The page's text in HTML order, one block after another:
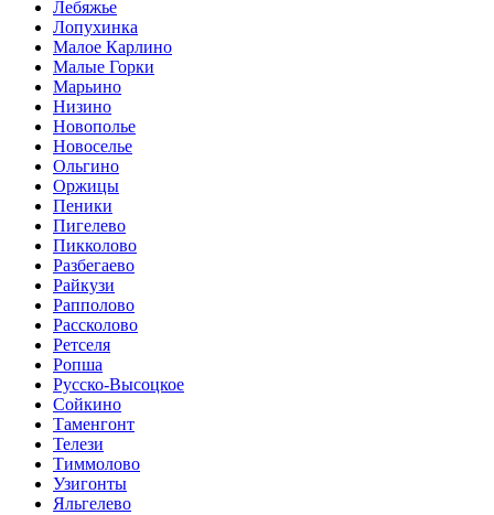
Лебяжье
Лопухинка
Малое Карлино
Малые Горки
Марьино
Низино
Новополье
Новоселье
Ольгино
Оржицы
Пеники
Пигелево
Пикколово
Разбегаево
Райкузи
Рапполово
Рассколово
Ретселя
Ропша
Русско-Высоцкое
Сойкино
Таменгонт
Телези
Тиммолово
Узигонты
Яльгелево